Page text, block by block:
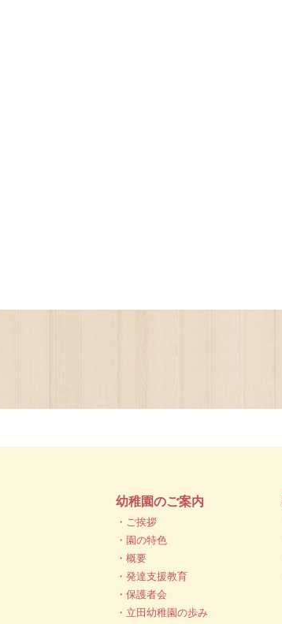
幼稚園のご案内
・ご挨拶
・園の特色
・概要
・発達支援教育
・保護者会
・立田幼稚園の歩み